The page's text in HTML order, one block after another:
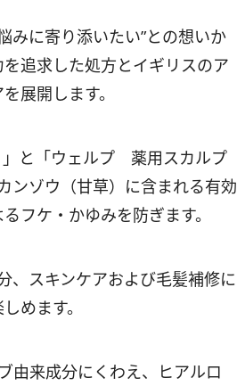
みに寄り添いたい”との想いか
追求した処方とイギリスのア
展開します。
」と「ウェルプ 薬用スカルプ
ンゾウ（甘草）に含まれる有効
フケ・かゆみを防ぎます。
、スキンケアおよび毛髪補修に
めます。
由来成分にくわえ、ヒアルロ